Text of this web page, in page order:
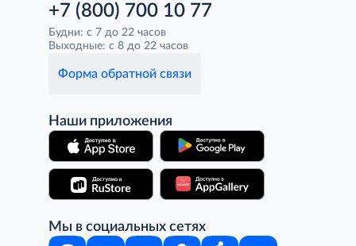
+7 (800) 700 10 77
Будни: с 7 до 22 часов
Выходные: с 8 до 22 часов
Форма обратной связи
Наши приложения
Мы в социальных сетях